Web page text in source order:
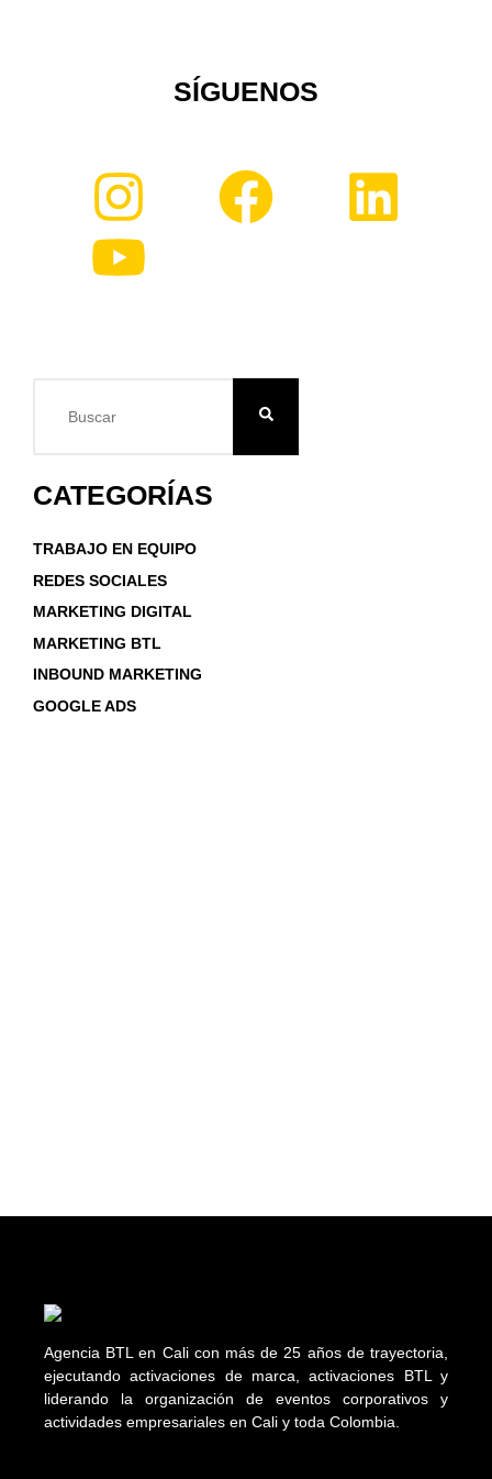
SÍGUENOS
CATEGORÍAS
TRABAJO EN EQUIPO
REDES SOCIALES
MARKETING DIGITAL
MARKETING BTL
INBOUND MARKETING
GOOGLE ADS
Agencia BTL en Cali con más de 25 años de trayectoria,
ejecutando activaciones de marca, activaciones BTL y
liderando la organización de eventos corporativos y
actividades empresariales en Cali y toda Colombia.